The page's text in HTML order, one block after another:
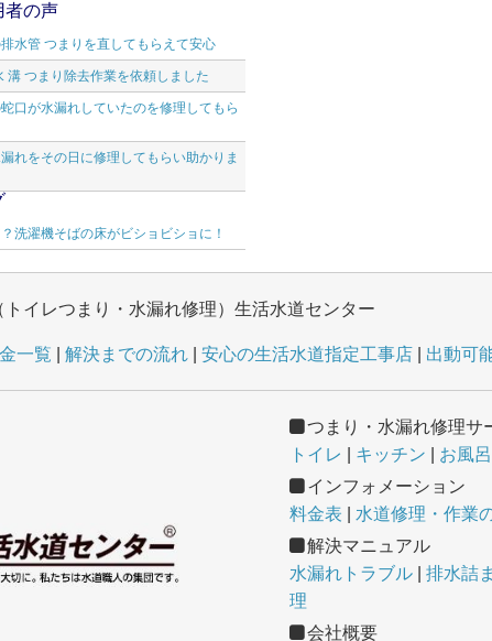
者の声
水管 つまりを直してもらえて安心
溝 つまり除去作業を依頼しました
口が水漏れしていたのを修理してもら
れをその日に修理してもらい助かりま
洗濯機そばの床がビショビショに！
トイレつまり・水漏れ修理）生活水道センター
一覧 解決までの流れ 安心の生活水道指定工事店 出動可
つまり・水漏れ修理サ
トイレ
キッチン お風呂
インフォメーション
料金表
水道修理・作業
解決マニュアル
水漏れトラブル
排水詰
理
会社概要